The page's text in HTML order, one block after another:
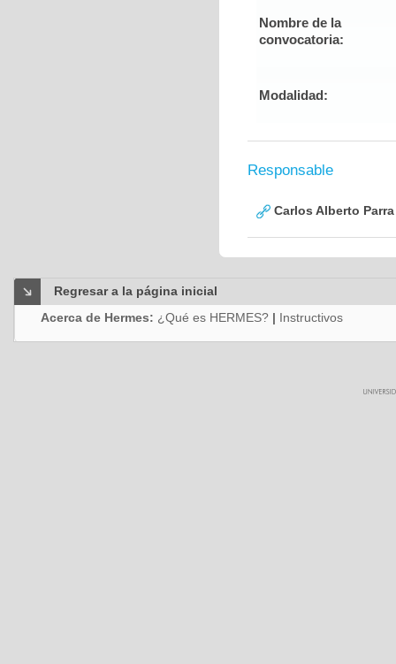
Nombre de la
convocatoria:
Modalidad:
Responsable
Carlos Alberto
Regresar a la página inicial
Acerca de Hermes: ¿Qué es HERMES? | Instructivos